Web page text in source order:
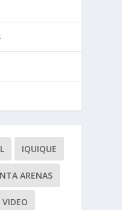
IQUIQUE
ARENAS
VIDEO